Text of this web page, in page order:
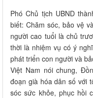
Phó Chủ tịch UBND
biết: Chăm sóc, bảo vệ
người cao tuổi là chủ
thời là nhiệm vụ có ý
phát triển con người và
Việt Nam nói chung,
đoạn già hóa dân số với
sóc sức khỏe, phục hồi